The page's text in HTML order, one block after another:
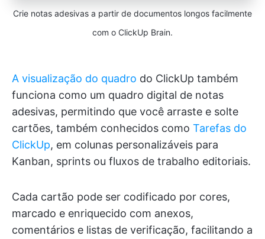
Crie notas adesivas a partir de documentos longos facilmente
com o ClickUp Brain.
A visualização do quadro do ClickUp também
funciona como um quadro digital de notas
adesivas, permitindo que você arraste e solte
cartões, também conhecidos como Tarefas do
ClickUp, em colunas personalizáveis para
Kanban, sprints ou fluxos de trabalho editoriais.
Cada cartão pode ser codificado por cores,
marcado e enriquecido com anexos,
comentários e listas de verificação, facilitando a